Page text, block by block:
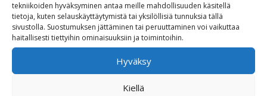
tekniikoiden hyväksyminen antaa meille mahdollisuuden käsitellä
tietoja, kuten selauskäyttäytymistä tai yksilöllisiä tunnuksia tällä
sivustolla. Suostumuksen jättäminen tai peruuttaminen voi vaikuttaa
haitallisesti tiettyihin ominaisuuksiin ja toimintoihin.
Hyväksy
Kiellä
1 100,00€